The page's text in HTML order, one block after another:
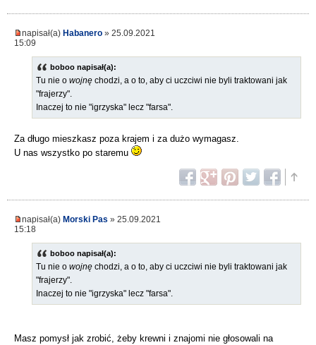
napisał(a) Habanero » 25.09.2021
15:09
boboo napisał(a):
Tu nie o wojnę chodzi, a o to, aby ci uczciwi nie byli traktowani jak
"frajerzy".
Inaczej to nie "igrzyska" lecz "farsa".
Za długo mieszkasz poza krajem i za dużo wymagasz.
U nas wszystko po staremu
napisał(a) Morski Pas » 25.09.2021
15:18
boboo napisał(a):
Tu nie o wojnę chodzi, a o to, aby ci uczciwi nie byli traktowani jak
"frajerzy".
Inaczej to nie "igrzyska" lecz "farsa".
Masz pomysł jak zrobić, żeby krewni i znajomi nie głosowali na